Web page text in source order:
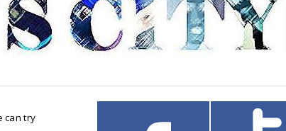
can try